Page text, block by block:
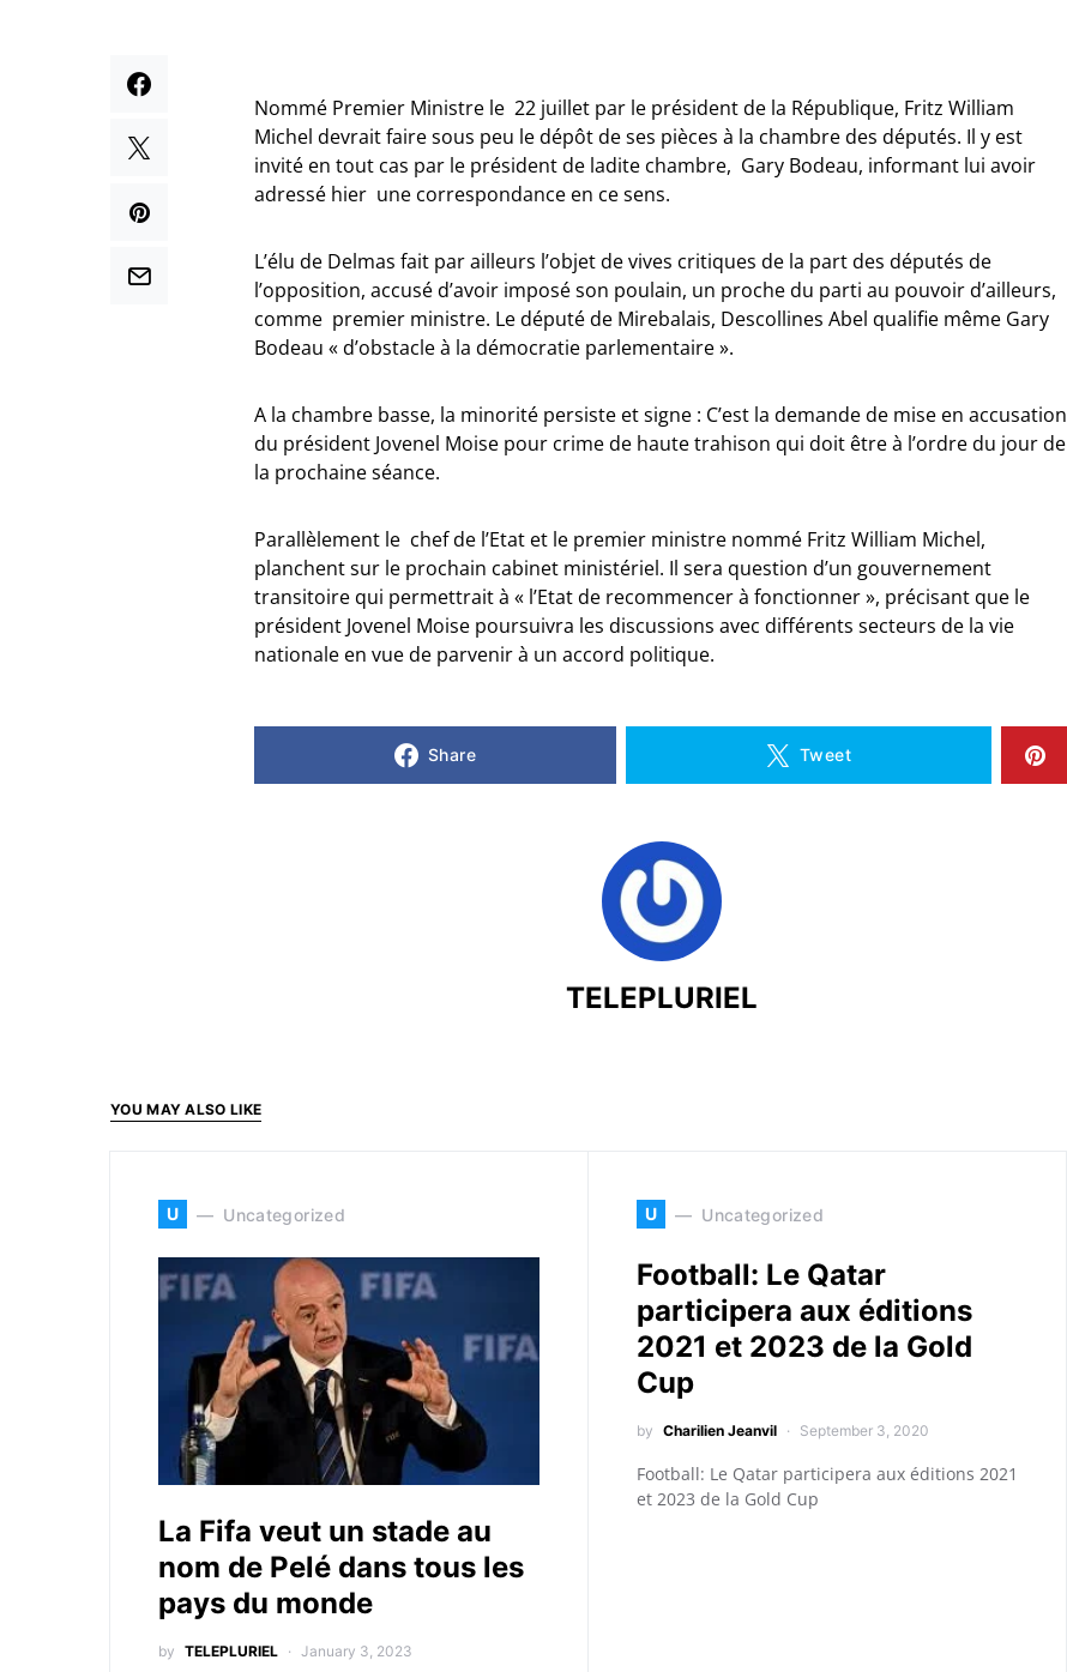
Nommé Premier Ministre le 22 juillet par le président de la République, Fritz William
Michel devrait faire sous peu le dépôt de ses pièces à la chambre des députés. Il y est
invité en tout cas par le président de ladite chambre, Gary Bodeau, informant lui avoir
adressé hier une correspondance en ce sens.
L’élu de Delmas fait par ailleurs l’objet de vives critiques de la part des députés de
l’opposition, accusé d’avoir imposé son poulain, un proche du parti au pouvoir d’ailleurs,
comme premier ministre. Le député de Mirebalais, Descollines Abel qualifie même Gary
Bodeau « d’obstacle à la démocratie parlementaire ».
A la chambre basse, la minorité persiste et signe : C’est la demande de mise en accusation
du président Jovenel Moise pour crime de haute trahison qui doit être à l’ordre du jour de
la prochaine séance.
Parallèlement le chef de l’Etat et le premier ministre nommé Fritz William Michel,
planchent sur le prochain cabinet ministériel. Il sera question d’un gouvernement
transitoire qui permettrait à « l’Etat de recommencer à fonctionner », précisant que le
président Jovenel Moise poursuivra les discussions avec différents secteurs de la vie
nationale en vue de parvenir à un accord politique.
Share Tweet
TELEPLURIEL
YOU MAY ALSO LIKE
U Uncategorized
La Fifa veut un stade au
nom de Pelé dans tous les
pays du monde
by TELEPLURIEL January 3, 2023
U Uncategorized
Football: Le Qatar
participera aux éditions
2021 et 2023 de la Gold
Cup
by Charilien Jeanvil September 3, 2020
Football: Le Qatar participera aux éditions 2021
et 2023 de la Gold Cup